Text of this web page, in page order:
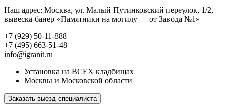
Наш адрес: Москва, ул. Малый Путинковский переулок, 1/2,
вывеска-банер «Памятники на могилу — от Завода №1»
+7 (929) 50-11-888
+7 (495) 663-51-48
info@igranit.ru
Установка на ВСЕХ кладбищах
Москвы и Московской области
Заказать выезд специалиста